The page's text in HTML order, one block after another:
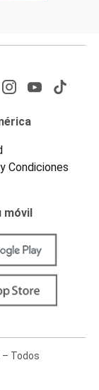
Condiciones
móvil
– Todos